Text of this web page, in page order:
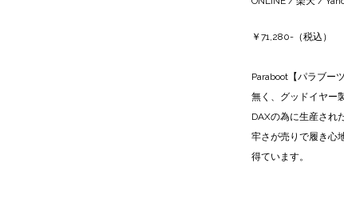
￥71,280-（税込）
Paraboot【パラブー
無く、グッドイヤー
DAXの為に生産され
牢さが売りで履き心
得ています。